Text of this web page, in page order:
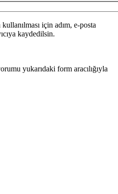
için adım, e-posta
kaydedilsin.
yukarıdaki form aracılığıyla